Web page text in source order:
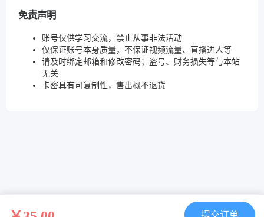
免责声明
账号仅供学习交流，禁止从事非法活动
仅保证账号本身质量，不保证视频流量、直播进人等
请及时绑定邮箱和修改密码；盗号、财务损失等与本站
无关
卡密具有可复制性，售出概不退货
提交订单